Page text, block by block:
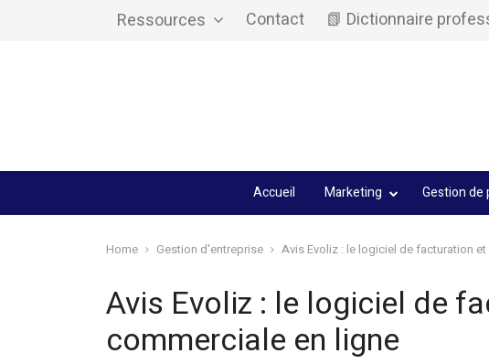
Ressources Contact 📗 Dictionnaire
Accueil Marketing Gestion de
Home Gestion d'entreprise Avis Evoliz : le logiciel de facturation
Avis Evoliz : le logiciel de
commerciale en ligne